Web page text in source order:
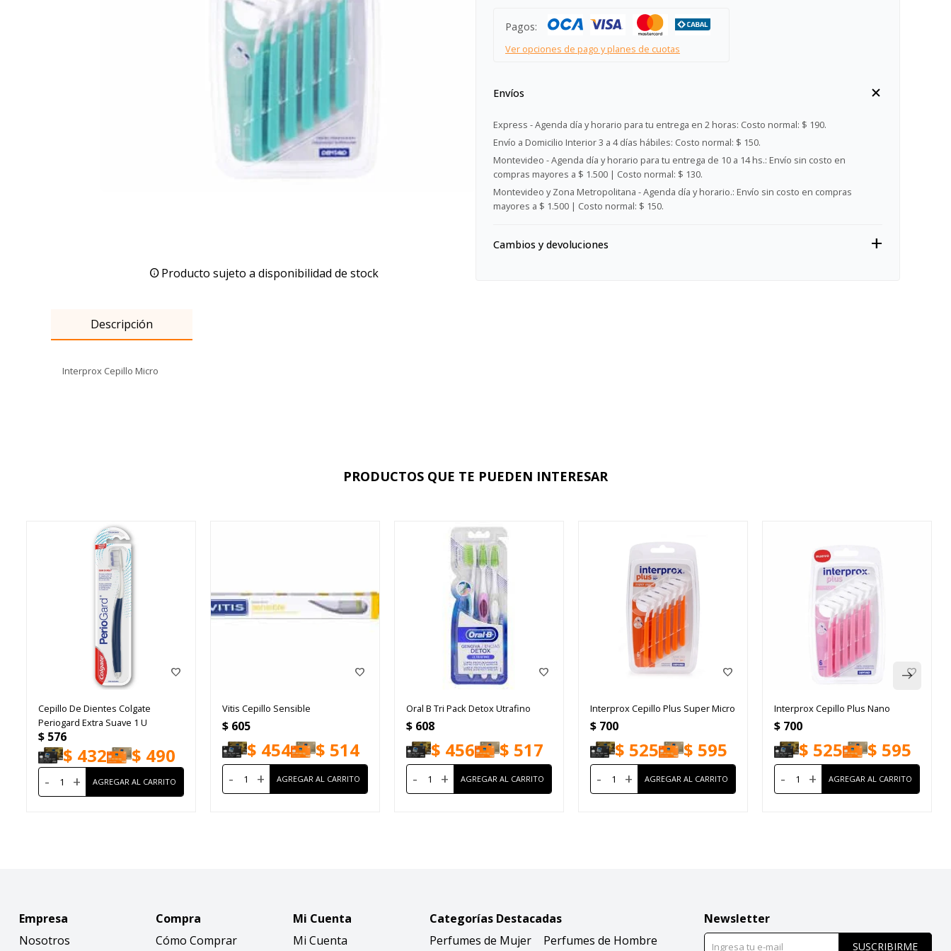
Producto sujeto a disponibilidad de stock
Pagos:
Ver opciones de pago y planes de cuotas
Envíos
Express - Agenda día y horario para tu entrega en 2 horas: Costo normal: $ 190.
Envío a Domicilio Interior 3 a 4 días hábiles: Costo normal: $ 150.
Montevideo - Agenda día y horario para tu entrega de 10 a 14 hs.: Envío sin costo en
compras mayores a $ 1.500 | Costo normal: $ 130.
Montevideo y Zona Metropolitana - Agenda día y horario.: Envío sin costo en compras
mayores a $ 1.500 | Costo normal: $ 150.
Cambios y devoluciones
Descripción
Interprox Cepillo Micro
PRODUCTOS QUE TE PUEDEN INTERESAR
Cepillo De Dientes Colgate
Periogard Extra Suave 1 U
$ 576
$ 432 $ 490
- +
Vitis Cepillo Sensible
$ 605
$ 454 $ 514
- +
Oral B Tri Pack Detox Utrafino
$ 608
$ 456 $ 517
- +
Interprox Cepillo Plus Super Micro
$ 700
$ 525 $ 595
- +
Interprox Cepillo Plus Nano
$ 700
$ 525 $ 595
- +
Empresa
Nosotros
Compra
Cómo Comprar
Mi Cuenta
Mi Cuenta
Categorías Destacadas
Perfumes de Mujer
Perfumes de Hombre
Newsletter
SUSCRIBIRME